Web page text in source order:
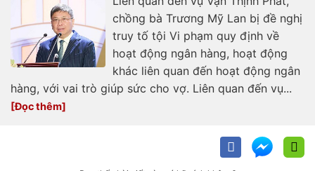
chồng bà Trương Mỹ Lan bị đề nghị
truy tố tội Vi phạm quy định về
hoạt động ngân hàng, hoạt động
khác liên quan đến hoạt động ngân
hàng, với vai trò giúp sức cho vợ. Liên quan đến vụ...